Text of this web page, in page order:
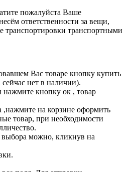
пожалуйста Ваше
ответственности за вещи,
транспортировки транспортными
Вас товаре кнопку купить
сейчас нет в наличии).
нажмите кнопку ок , товар
,нажмите на корзине оформить
товар, при необходимости
выбора можно, кликнув на